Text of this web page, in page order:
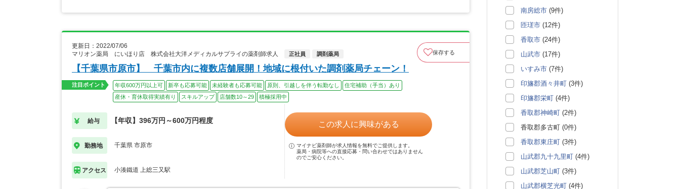
更新日：2022/07/06
マリオン薬局 にいほり店 株式会社大洋メディカルサプライの薬剤師求人
正社員 調剤薬局 保存する
【千葉県市原市】 千葉市内に複数店舗展開！地域に根付いた調剤薬局チェーン！
注目ポイント 年収600万円以上可 新卒も応募可能 未経験者も応募可能 原則、引越しを伴う転勤なし
住宅補助（手当）あり
産休・育休取得実績有り
スキルアップ 店舗数10～29 積極採用中
給与 【年収】396万円～600万円程度
勤務地 千葉県 市原市
アクセス 小湊鐵道 上総三又駅
この求人に興味がある
マイナビ薬剤師が求人情報を無料でご提供します。
薬局・病院等への直接応募・問い合わせではありません
のでご安心ください。
南房総市 (9件)
匝瑳市 (12件)
香取市 (24件)
山武市 (17件)
いすみ市 (7件)
印旛郡酒々井町 (3件)
印旛郡栄町 (4件)
香取郡神崎町 (2件)
香取郡多古町 (0件)
香取郡東庄町 (3件)
山武郡九十九里町 (4件)
山武郡芝山町 (3件)
山武郡横芝光町 (4件)